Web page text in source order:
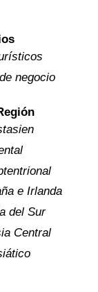
negocio
e Irlanda
del Sur
Central